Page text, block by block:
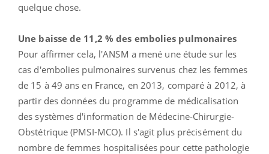
quelque chose.
Une baisse de 11,2 % des embolies pulmonaires
Pour affirmer cela, l'ANSM a mené une étude sur les
cas d'embolies pulmonaires survenus chez les femmes
de 15 à 49 ans en France, en 2013, comparé à 2012, à
partir des données du programme de médicalisation
des systèmes d'information de Médecine-Chirurgie-
Obstétrique (PMSI-MCO). Il s'agit plus précisément du
nombre de femmes hospitalisées pour cette pathologie